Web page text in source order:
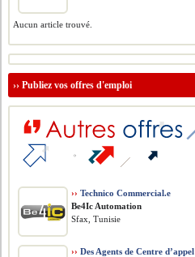
Aucun article trouvé.
››Publiez vos offres d'emploi
›› Technico Commercial.e
Be4Ic Automation
Sfax, Tunisie
›› Des Agents de Centre d’appel